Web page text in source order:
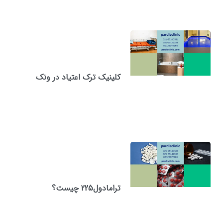
کلینیک ترک اعتیاد در ونک
ترامادول225 چیست؟